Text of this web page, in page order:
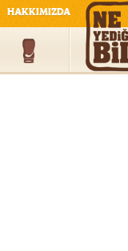
HAKKIMIZDA